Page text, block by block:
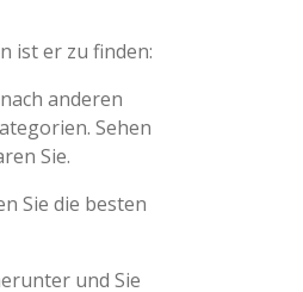
ist er zu finden:
anderen
Sehen
Sie.
Sie die besten
und Sie